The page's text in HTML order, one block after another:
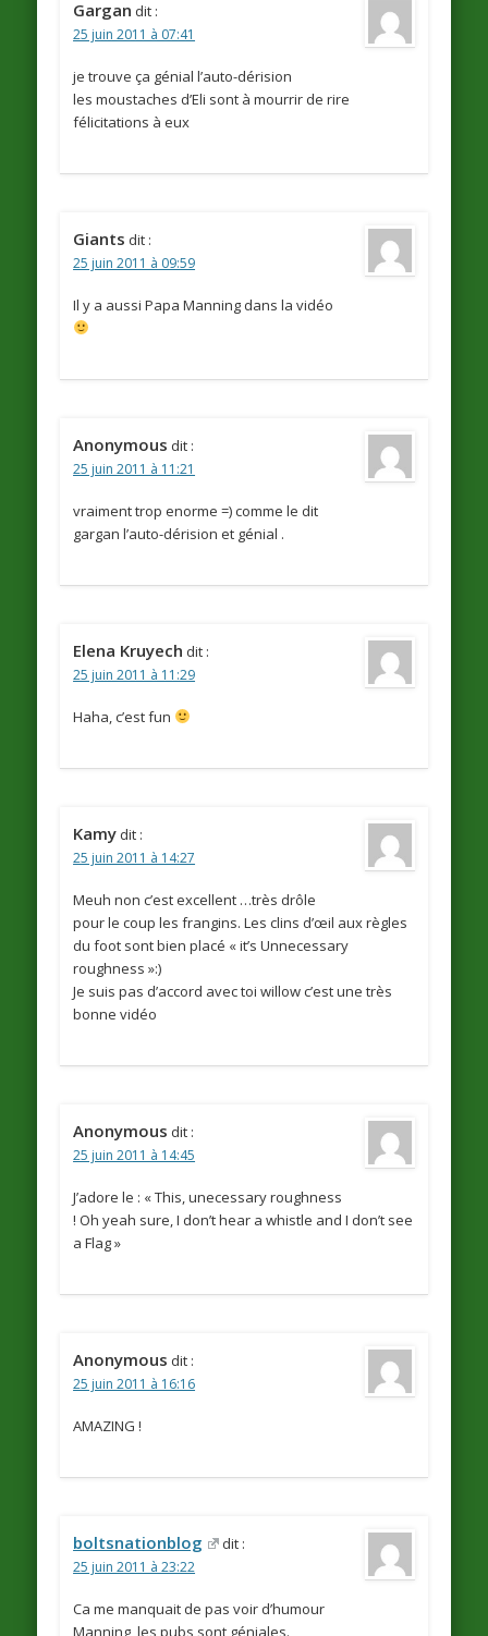
Gargan dit :
25 juin 2011 à 07:41
je trouve ça génial l’auto-dérision
les moustaches d’Eli sont à mourrir de rire
félicitations à eux
Giants dit :
25 juin 2011 à 09:59
Il y a aussi Papa Manning dans la vidéo
Anonymous dit :
25 juin 2011 à 11:21
vraiment trop enorme =) comme le dit
gargan l’auto-dérision et génial .
Elena Kruyech dit :
25 juin 2011 à 11:29
Haha, c’est fun
Kamy dit :
25 juin 2011 à 14:27
Meuh non c’est excellent …très drôle
pour le coup les frangins. Les clins d’œil aux règles
du foot sont bien placé « it’s Unnecessary
roughness »:)
Je suis pas d’accord avec toi willow c’est une très
bonne vidéo
Anonymous dit :
25 juin 2011 à 14:45
J’adore le : « This, unecessary roughness
! Oh yeah sure, I don’t hear a whistle and I don’t see
a Flag »
Anonymous dit :
25 juin 2011 à 16:16
AMAZING !
boltsnationblog dit :
25 juin 2011 à 23:22
Ca me manquait de pas voir d’humour
Manning, les pubs sont géniales.